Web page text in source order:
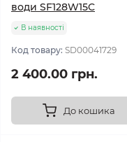
води SF128W15C
В наявності
Код товару: SD00041729
2 400.00 грн.
До кошика